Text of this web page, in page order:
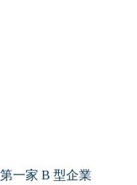
一家 B 型企業